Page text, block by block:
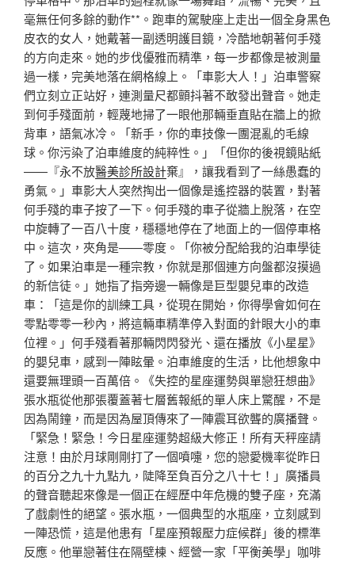
毫無任何多餘的動作**。跑車的駕駛座上走出一個全身黑色
皮衣的女人，她戴著一副透明護目鏡，冷酷地朝著何手殘
的方向走來。她的步伐優雅而精準，每一步都像是被測量
過一樣，完美地落在網格線上。「車影大人！」泊車警察
們立刻立正站好，連測量尺都顫抖著不敢發出聲音。她走
到何手殘面前，輕蔑地掃了一眼他那輛垂直貼在牆上的掀
背車，語氣冰冷。「新手，你的車技像一團混亂的毛線
球。你污染了泊車維度的純粹性。」「但你的後視鏡貼紙
——『永不放醫美診所設計棄』，讓我看到了一絲愚蠢的
勇氣。」車影大人突然掏出一個像是遙控器的裝置，對著
何手殘的車子按了一下。何手殘的車子從牆上脫落，在空
中旋轉了一百八十度，穩穩地停在了地面上的一個停車格
中。這次，夾角是——零度。「你被分配給我的泊車學徒
了。如果泊車是一種宗教，你就是那個連方向盤都沒摸過
的新信徒。」她指了指旁邊一輛像是巨型嬰兒車的改造
車：「這是你的訓練工具，從現在開始，你得學會如何在
零點零零一秒內，將這輛車精準停入對面的針眼大小的車
位裡。」何手殘看著那輛閃閃發光、還在播放《小星星》
的嬰兒車，感到一陣眩暈。泊車維度的生活，比他想象中
還要無理頭一百萬倍。《失控的星座運勢與單戀狂想曲》
張水瓶從他那張覆蓋著七層舊報紙的單人床上驚醒，不是
因為鬧鐘，而是因為屋頂傳來了一陣震耳欲聾的廣播聲。
「緊急！緊急！今日星座運勢超級大修正！所有天秤座請
注意！由於月球剛剛打了一個噴嚏，您的戀愛機率從昨日
的百分之九十九點九，陡降至負百分之八十七！」廣播員
的聲音聽起來像是一個正在經歷中年危機的雙子座，充滿
了戲劇性的絕望。張水瓶，一個典型的水瓶座，立刻感到
一陣恐慌，這是他患有「星座預報壓力症候群」後的標準
反應。他單戀著住在隔壁棟、經營一家「平衡美學」咖啡